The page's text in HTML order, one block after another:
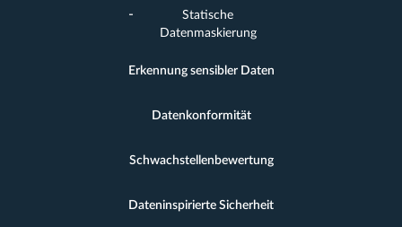
Statische
Datenmaskierung
Erkennung sensibler Daten
Datenkonformität
Schwachstellenbewertung
Dateninspirierte Sicherheit